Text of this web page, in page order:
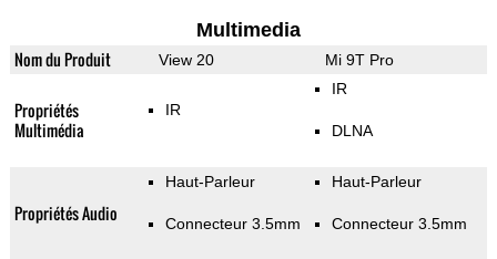
Multimedia
Nom du Produit View 20 Mi 9T Pro
Propriétés
Multimédia
IR
IR
DLNA
Propriétés Audio
Haut-Parleur
Connecteur 3.5mm
Haut-Parleur
Connecteur 3.5mm